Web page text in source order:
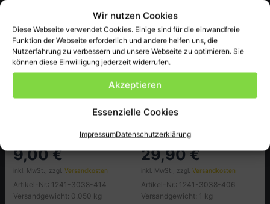
Wir nutzen Cookies
Diese Webseite verwendet Cookies. Einige sind für die einwandfreie
Funktion der Webseite erforderlich und andere helfen uns, die
Nutzerfahrung zu verbessern und unsere Webseite zu optimieren. Sie
können diese Einwilligung jederzeit widerrufen.
Akzeptieren
Essenzielle Cookies
ImpressumDatenschutzerklärung
BMW 403C,425 SCHEIBE
9,00€
inkl. MwSt., zzgl.Versandkosten
Artikel-Nr.: 1241-3038-414
Versandgewicht: 0.050 kg
BMW 403C,425
STARTERFEDER
29,90€
inkl. MwSt., zzgl. Versandkosten
Artikel-Nr.: 1241-3038-406
Versandgewicht: 1 kg